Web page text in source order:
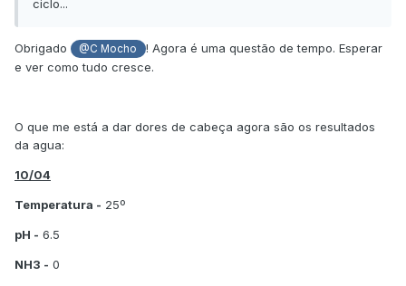
ciclo...
Obrigado @C Mocho
! Agora é uma questão de tempo. Esperar
e ver como tudo cresce.
O que me está a dar dores de cabeça agora são os resultados
da agua:
10/04
Temperatura - 25º
pH - 6.5
NH3 - 0